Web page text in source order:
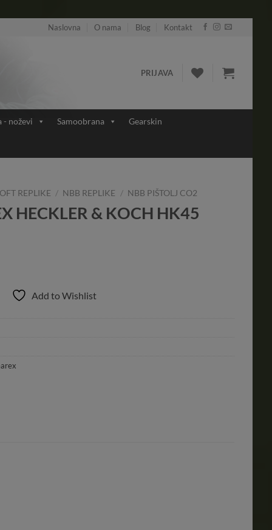
Naslovna O nama Blog Kontakt
PRIJAVA
- noževi Samoobrana Gearskin
REPLIKE / NBB REPLIKE / NBB PIŠTOLJ CO2
HECKLER & KOCH HK45
Add to Wishlist